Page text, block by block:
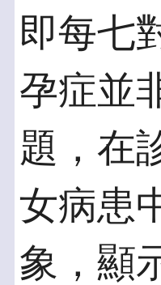
即每七
孕症並
題，在
女病患
象，顯